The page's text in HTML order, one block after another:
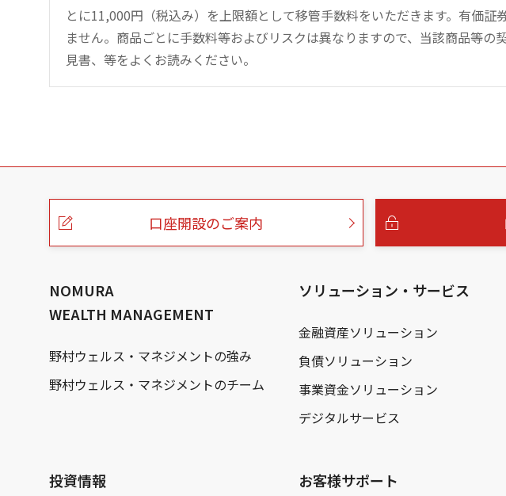
とに11,000円（税込み）を上限額として移管手数料をいただきます。有価
ません。商品ごとに手数料等およびリスクは異なりますので、当該商品等
見書、等をよくお読みください。
こ
口座開設のご案内
NOMURA
WEALTH MANAGEMENT
野村ウェルス・マネジメントの強み
野村ウェルス・マネジメントのチーム
ソリューション・サービス
金融資産ソリューション
負債ソリューション
事業資金ソリューション
デジタルサービス
投資情報 お客様サポート